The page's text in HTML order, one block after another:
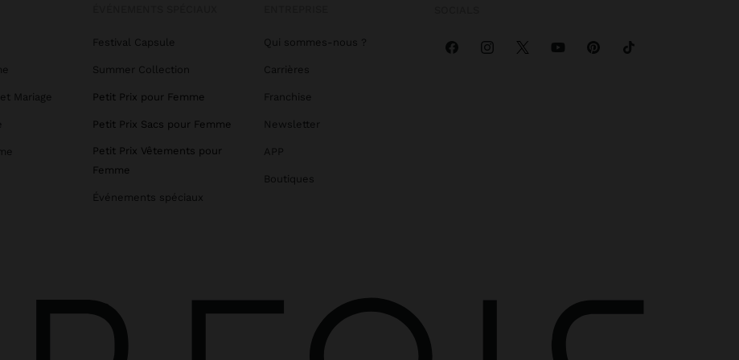
Mariage
Festival Capsule
Summer Collection
Petit Prix pour Femme
Petit Prix Sacs pour Femme
Petit Prix Vêtements pour
Femme
Événements spéciaux
Qui sommes-nous ?
Carrières
Franchise
Newsletter
APP
Boutiques